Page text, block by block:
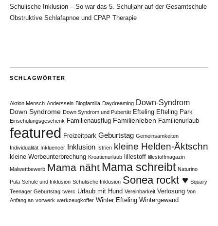
Schulische Inklusion – So war das 5. Schuljahr auf der Gesamtschule
Obstruktive Schlafapnoe und CPAP Therapie
SCHLAGWÖRTER
Aktion Mensch Anderssein Blogfamilia Daydreaming Down-Syndrom
Down Syndrome Down Syndrom und Pubertät Efteling Efteling Park
Einschulungsgeschenk Familienausflug Familienleben Familienurlaub
featured Freizeitpark Geburtstag Gemeinsamkeiten
Individualität Inkluencer Inklusion Istrien kleine Helden-Äktschn
kleine Werbeunterbrechung Kroatienurlaub lillestoff lillestoffmagazin
Malwettbewerb Mama näht Mama schreibt Naturino
Pula Schule und Inklusion Schulische Inklusion Sonea rockt ♥ Squary
Teenager Geburtstag twerc Urlaub mit Hund Vereinbarkeit Verlosung Von
Anfang an vorwerk werkzeugkoffer Winter Efteling Wintergewand